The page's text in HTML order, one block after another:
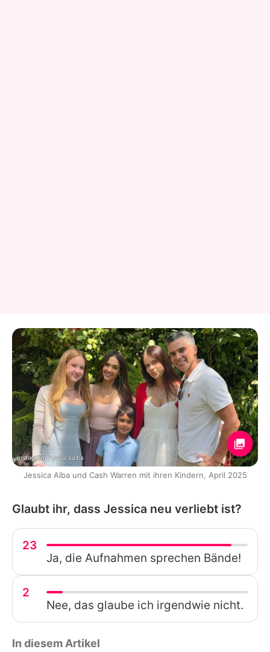
Instagram / jessicaalba
Jessica Alba und Cash Warren mit ihren Kindern, April 2025
Glaubt ihr, dass Jessica neu verliebt ist?
23
Ja, die Aufnahmen sprechen Bände!
2
Nee, das glaube ich irgendwie nicht.
In diesem Artikel